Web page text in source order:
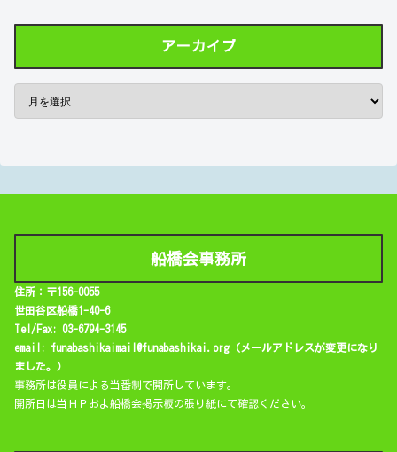
アーカイブ
船橋会事務所
住所：〒156-0055
世田谷区船橋1-40-6
Tel/Fax: 03-6794-3145
email: funabashikaimail@funabashikai.org（メールアドレスが変更になり
ました。）
事務所は役員による当番制で開所しています。
開所日は当ＨＰおよ船橋会掲示板の張り紙にて確認ください。